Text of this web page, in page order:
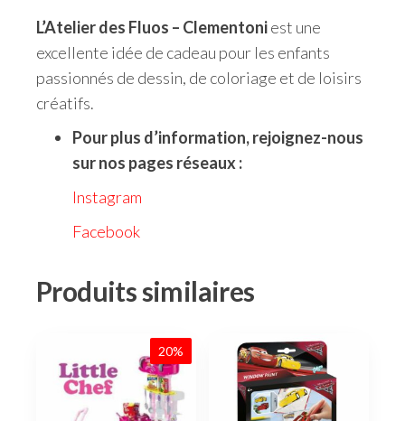
L’Atelier des Fluos – Clementoniest une
excellente idée de cadeau pour les enfants
passionnés de dessin, de coloriage et de loisirs
créatifs.
Pour plus d’information, rejoignez-nous
sur nos pages réseaux :
Instagram
Facebook
Produits similaires
20%